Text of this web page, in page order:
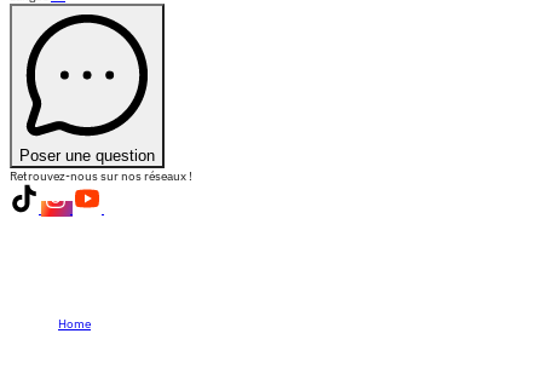
Poser une question
Retrouvez-nous sur nos réseaux !
Home